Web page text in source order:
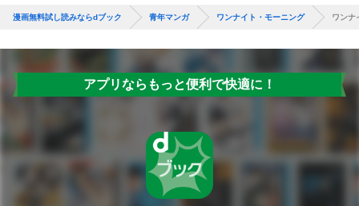
漫画無料試し読みならdブック 青年マンガ ワンナイト・モーニング ワンナ
アプリならもっと便利で快適に！